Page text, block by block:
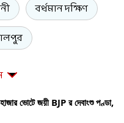
বর্ধমান দক্ষিণ
ভোটে জয়ী BJP র দেবাংশু পণ্ডা,